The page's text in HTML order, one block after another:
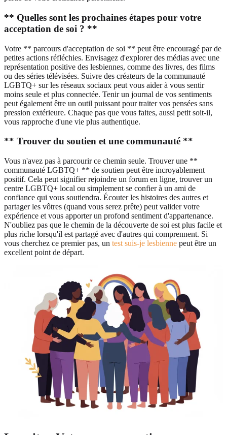
** Quelles sont les prochaines étapes pour votre
acceptation de soi ? **
Votre ** parcours d'acceptation de soi ** peut être encouragé par de
petites actions réfléchies. Envisagez d'explorer des médias avec une
représentation positive des lesbiennes, comme des livres, des films
ou des séries télévisées. Suivre des créateurs de la communauté
LGBTQ+ sur les réseaux sociaux peut vous aider à vous sentir
moins seule et plus connectée. Tenir un journal de vos sentiments
peut également être un outil puissant pour traiter vos pensées sans
pression extérieure. Chaque pas que vous faites, aussi petit soit-il,
vous rapproche d'une vie plus authentique.
** Trouver du soutien et une communauté **
Vous n'avez pas à parcourir ce chemin seule. Trouver une **
communauté LGBTQ+ ** de soutien peut être incroyablement
positif. Cela peut signifier rejoindre un forum en ligne, trouver un
centre LGBTQ+ local ou simplement se confier à un ami de
confiance qui vous soutiendra. Écouter les histoires des autres et
partager les vôtres (quand vous serez prête) peut valider votre
expérience et vous apporter un profond sentiment d'appartenance.
N'oubliez pas que le chemin de la découverte de soi est plus facile et
plus riche lorsqu'il est partagé avec d'autres qui comprennent. Si
vous cherchez ce premier pas, un test suis-je lesbienne peut être un
excellent point de départ.